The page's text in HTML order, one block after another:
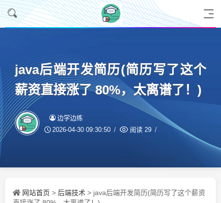
java后端开发简历(简历写了这个
薪资直接涨了 80%，太离谱了！)
边学边练
2026-04-30 09:30:50 阅读 29
网站首页 > 后端技术 > java后端开发简历(简历写了这个薪资